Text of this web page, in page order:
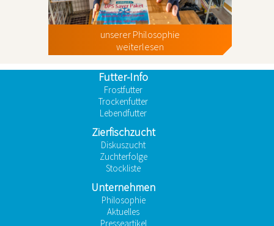
unserer Philosophie
weiterlesen
Futter-Info
Frostfutter
Trockenfutter
Lebendfutter
Zierfischzucht
Diskuszucht
Zuchterfolge
Stockliste
Unternehmen
Philosophie
Aktuelles
Presseartikel